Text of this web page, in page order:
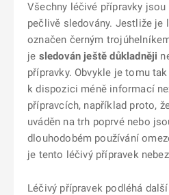
Všechny léčivé přípravky jsou
pečlivě sledovány. Jestliže je
označen černým
je sledován ještě důkladněji
přípravky. Obvykle je tomu
k dispozici méně informací
přípravcích, například proto,
uváděn na trh poprvé nebo
dlouhodobém používání
je tento léčivý přípravek
Léčivý přípravek podléhá